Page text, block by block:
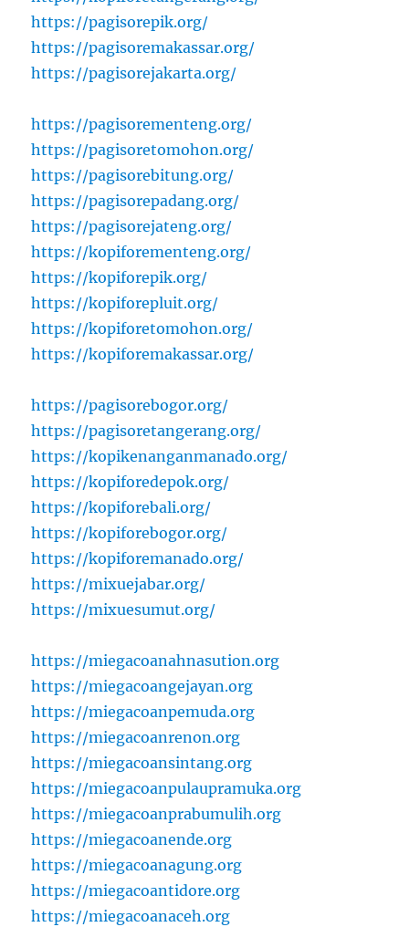
https://pagisorepik.org/
https://pagisoremakassar.org/
https://pagisorejakarta.org/
https://pagisorementeng.org/
https://pagisoretomohon.org/
https://pagisorebitung.org/
https://pagisorepadang.org/
https://pagisorejateng.org/
https://kopiforementeng.org/
https://kopiforepik.org/
https://kopiforepluit.org/
https://kopiforetomohon.org/
https://kopiforemakassar.org/
https://pagisorebogor.org/
https://pagisoretangerang.org/
https://kopikenanganmanado.org/
https://kopiforedepok.org/
https://kopiforebali.org/
https://kopiforebogor.org/
https://kopiforemanado.org/
https://mixuejabar.org/
https://mixuesumut.org/
https://miegacoanahnasution.org
https://miegacoangejayan.org
https://miegacoanpemuda.org
https://miegacoanrenon.org
https://miegacoansintang.org
https://miegacoanpulaupramuka.org
https://miegacoanprabumulih.org
https://miegacoanende.org
https://miegacoanagung.org
https://miegacoantidore.org
https://miegacoanaceh.org